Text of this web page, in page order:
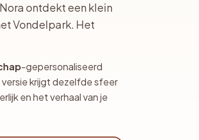
ontdekt een klein
Vondelpark. Het
-gepersonaliseerd
krijgt dezelfde sfeer
en het verhaal van je